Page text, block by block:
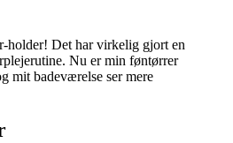
holder! Det har virkelig gjort en
Nu er min føntørrer
mit badeværelse ser mere